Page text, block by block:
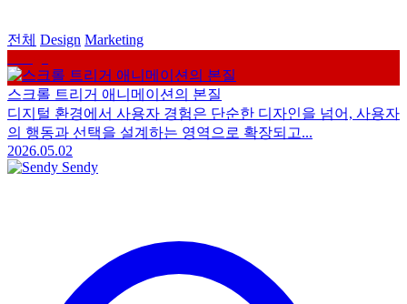
전체 Design Marketing
스크롤 트리거 애니메이션의 본질
디지털 환경에서 사용자 경험은 단순한 디자인을 넘어, 사용자
의 행동과 선택을 설계하는 영역으로 확장되고...
2026.05.02
Sendy